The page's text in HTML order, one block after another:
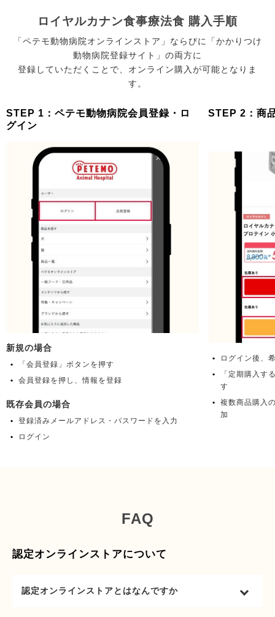
ロイヤルカナン食事療法食 購入手順
「ペテモ動物病院オンラインストア」ならびに「かかりつけ
動物病院登録サイト」の両方に
登録していただくことで、オンライン購入が可能となりま
す。
STEP 1：ペテモ動物病院会員登録・ロ
グイン
新規の場合
「会員登録」ボタンを押す
会員登録を押し、情報を登録
既存会員の場合
登録済みメールアドレス・パスワードを入力
ログイン
STEP 2：商
ログイン後、
「定期購入す
す
複数商品購入
加
FAQ
認定オンラインストアについて
認定オンラインストアとはなんですか